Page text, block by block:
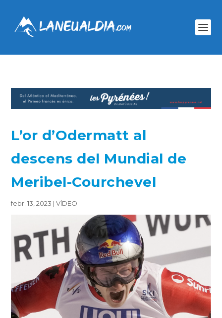
L’or d’Odermatt al
descens del Mundial de
Meribel-Courchevel
febr. 13, 2023 |VÍDEO